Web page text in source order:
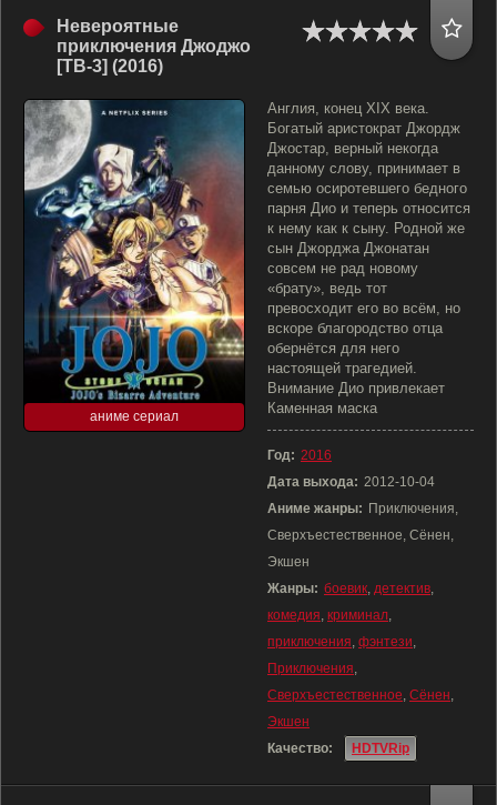
Невероятные
приключения Джоджо
[ТВ-3] (2016)
аниме сериал
Англия, конец XIX века.
Богатый аристократ Джордж
Джостар, верный некогда
данному слову, принимает в
семью осиротевшего бедного
парня Дио и теперь относится
к нему как к сыну. Родной же
сын Джорджа Джонатан
совсем не рад новому
«брату», ведь тот
превосходит его во всём, но
вскоре благородство отца
обернётся для него
настоящей трагедией.
Внимание Дио привлекает
Каменная маска
Год: 2016
Дата выхода: 2012-10-04
Аниме жанры: Приключения,
Сверхъестественное, Сёнен,
Экшен
Жанры: боевик, детектив,
комедия, криминал,
приключения, фэнтези,
Приключения,
Сверхъестественное, Сёнен,
Экшен
Качество:
HDTVRip